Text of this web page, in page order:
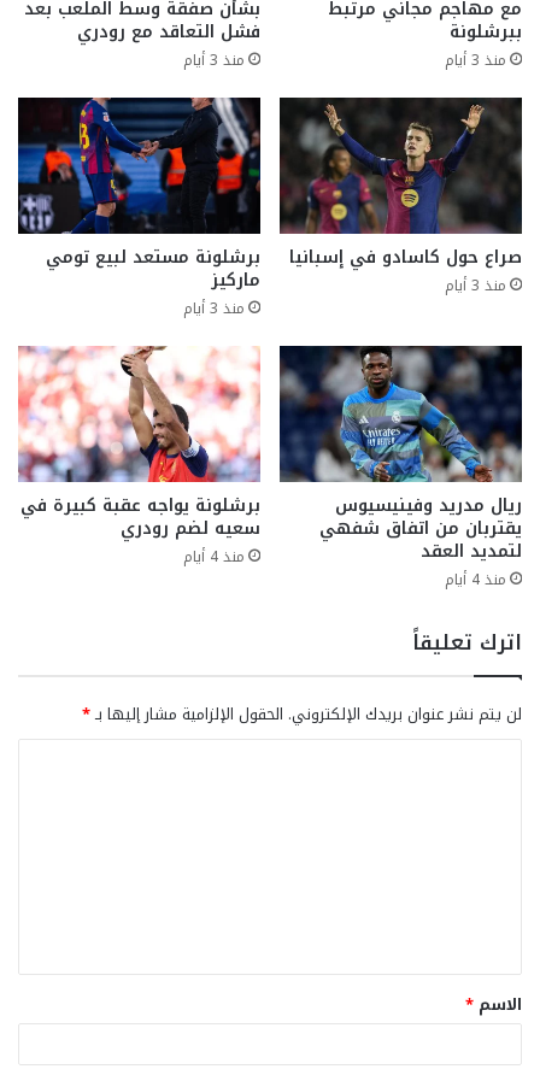
مع مهاجم مجاني مرتبط
ببرشلونة
منذ 3 أيام
بشأن صفقة وسط الملعب بعد
فشل التعاقد مع رودري
منذ 3 أيام
صراع حول كاسادو في إسبانيا
منذ 3 أيام
برشلونة مستعد لبيع تومي
ماركيز
منذ 3 أيام
ريال مدريد وفينيسيوس
يقتربان من اتفاق شفهي
لتمديد العقد
منذ 4 أيام
برشلونة يواجه عقبة كبيرة في
سعيه لضم رودري
منذ 4 أيام
اترك تعليقاً
لن يتم نشر عنوان بريدك الإلكتروني. الحقول الإلزامية مشار إليها بـ*
ق
*
الاسم *